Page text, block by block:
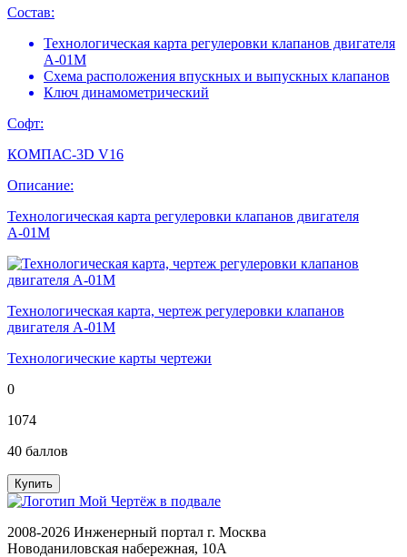
Состав:
Технологическая карта регулеровки клапанов двигателя
А-01М
Схема расположения впускных и выпускных клапанов
Ключ динамометрический
Софт:
КОМПАС-3D V16
Описание:
Технологическая карта регулеровки клапанов двигателя
А-01М
Технологическая карта, чертеж регулеровки клапанов
двигателя А-01М
Технологические карты чертежи
0
1074
40 баллов
Купить
2008-2026 Инженерный портал г. Москва
Новоданиловская набережная, 10А